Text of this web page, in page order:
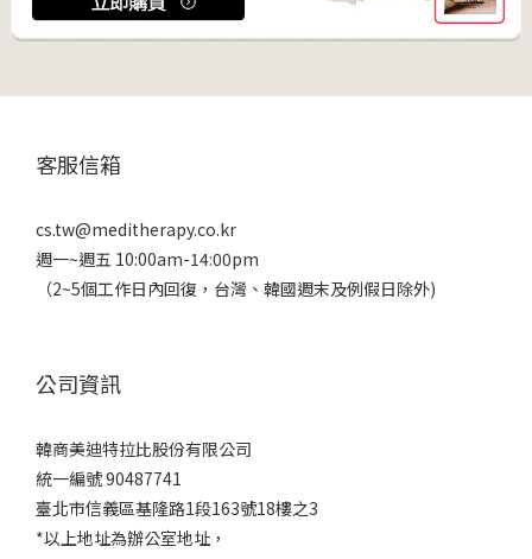
客服信箱
cs.tw@meditherapy.co.kr
週一~週五 10:00am-14:00pm
（2~5個工作日內回復，台灣、韓國週末及例假日除外)
公司資訊
韓商美迪特拉比股份有限公司
統一編號 90487741
臺北市信義區基隆路1段163號18樓之3
*以上地址為辦公室地址，